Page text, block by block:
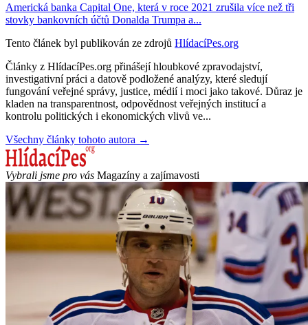
Americká banka Capital One, která v roce 2021 zrušila více než tři
stovky bankovních účtů Donalda Trumpa a...
Tento článek byl publikován ze zdrojů HlídacíPes.org
Články z HlídacíPes.org přinášejí hloubkové zpravodajství,
investigativní práci a datově podložené analýzy, které sledují
fungování veřejné správy, justice, médií i moci jako takové. Důraz je
kladen na transparentnost, odpovědnost veřejných institucí a
kontrolu politických i ekonomických vlivů ve...
Všechny články tohoto autora →
Vybrali jsme pro vás Magazíny a zajímavosti